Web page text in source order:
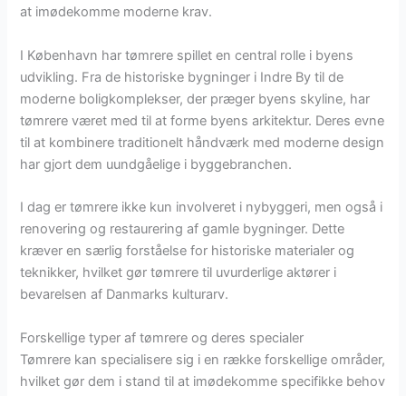
at imødekomme moderne krav.
I København har tømrere spillet en central rolle i byens
udvikling. Fra de historiske bygninger i Indre By til de
moderne boligkomplekser, der præger byens skyline, har
tømrere været med til at forme byens arkitektur. Deres evne
til at kombinere traditionelt håndværk med moderne design
har gjort dem uundgåelige i byggebranchen.
I dag er tømrere ikke kun involveret i nybyggeri, men også i
renovering og restaurering af gamle bygninger. Dette
kræver en særlig forståelse for historiske materialer og
teknikker, hvilket gør tømrere til uvurderlige aktører i
bevarelsen af Danmarks kulturarv.
Forskellige typer af tømrere og deres specialer
Tømrere kan specialisere sig i en række forskellige områder,
hvilket gør dem i stand til at imødekomme specifikke behov